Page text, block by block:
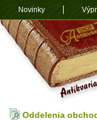
Oddelenia
Novinky